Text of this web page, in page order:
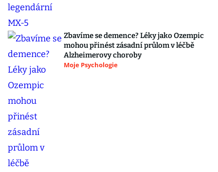
Zbavíme se demence? Léky jako Ozempic
mohou přinést zásadní průlom v léčbě
Alzheimerovy choroby
Moje Psychologie